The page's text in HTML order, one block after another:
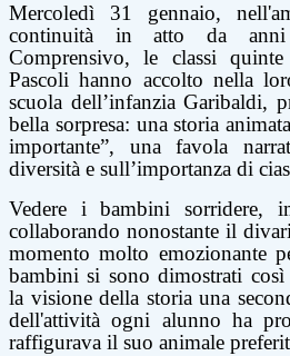
Mercoledì 31 gennaio,
continuità in atto da
Comprensivo, le classi
Pascoli hanno accolto nella
scuola dell’infanzia Garibaldi,
bella sorpresa: una storia
importante”, una favola
diversità e sull’importanza di
Vedere i bambini sorridere,
collaborando nonostante il
momento molto emozionante
bambini si sono dimostrati così
la visione della storia una
dell'attività ogni alunno ha
raffigurava il suo animale